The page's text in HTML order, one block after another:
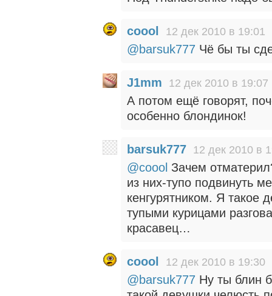
coool 12 дек 2010 в 19:01
@barsuk777 Чё бы ты
J1mm 12 дек 2010 в 19:07
А потом ещё говорят,
особенно блондинок!
barsuk777 12 дек 2010 в
@coool Зачем
из них-тупо подвинуть
кенгурятником. Я такое
тупыми курицами
красавец…
coool 12 дек 2010 в 19:30
@barsuk777 Ну ты блин